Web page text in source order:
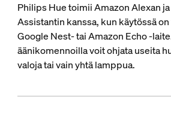
Philips Hue toimii Amazon Alexan
Assistantin kanssa, kun käytössä
Google Nest- tai Amazon Echo -
äänikomennoilla voit ohjata useita
valoja tai vain yhtä lamppua.